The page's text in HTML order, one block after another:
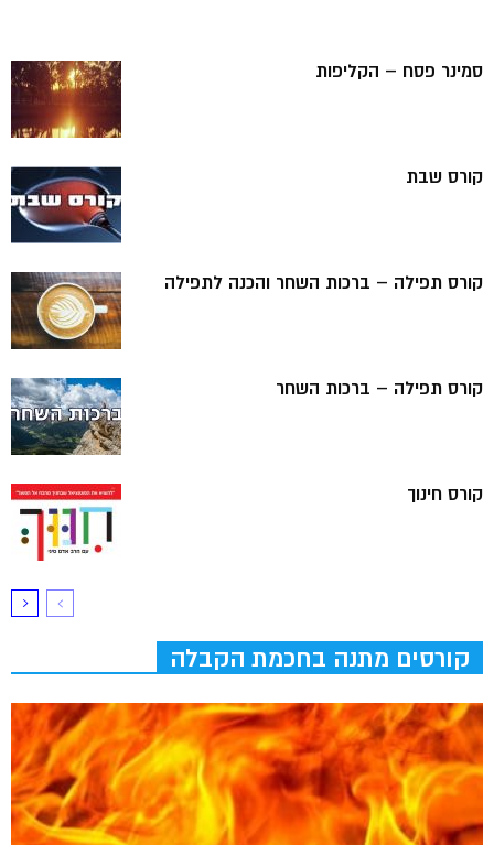
סמינר פסח – הקליפות
קורס שבת
קורס תפילה – ברכות השחר והכנה לתפילה
קורס תפילה – ברכות השחר
קורס חינוך
קורסים מתנה בחכמת הקבלה